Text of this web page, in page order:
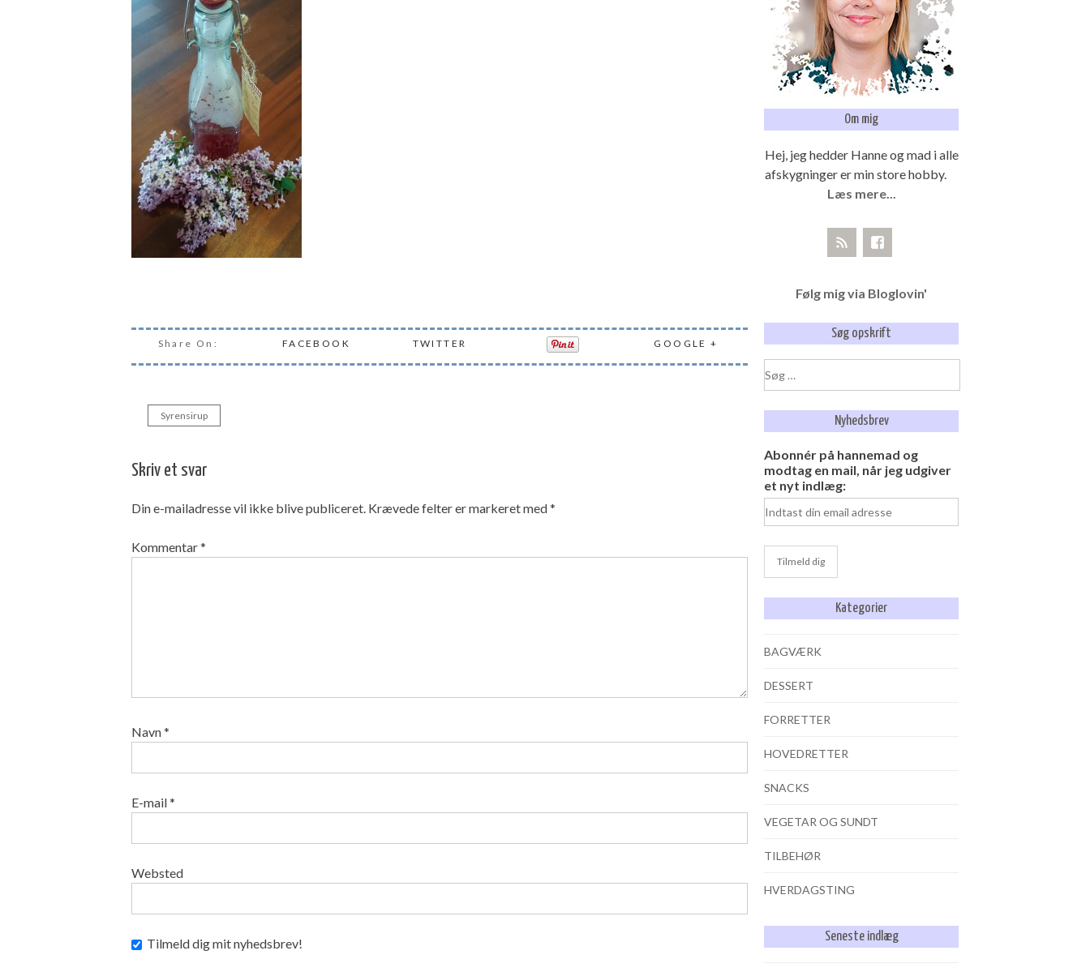
Share On: FACEBOOK TWITTER GOOGLE +
Indlægsnavigation
Syrensirup
Skriv et svar
Din e-mailadresse vil ikke blive publiceret. Krævede felter er markeret med*
Kommentar*
Navn*
E-mail*
Websted
Tilmeld dig mit nyhedsbrev!
Om mig
Hej, jeg hedder Hanne og mad i alle
afskygninger er min store hobby.
Læs mere...
Følg mig via Bloglovin'
Søg opskrift
Søg
efter:
Nyhedsbrev
Abonnér på hannemad og
modtag en mail, når jeg udgiver
et nyt indlæg:
Kategorier
BAGVÆRK
DESSERT
FORRETTER
HOVEDRETTER
SNACKS
VEGETAR OG SUNDT
TILBEHØR
HVERDAGSTING
Seneste indlæg